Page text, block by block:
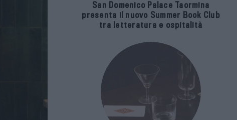
San Domenico Palace Taormina
presenta il nuovo Summer Book Club
tra letteratura e ospitalità